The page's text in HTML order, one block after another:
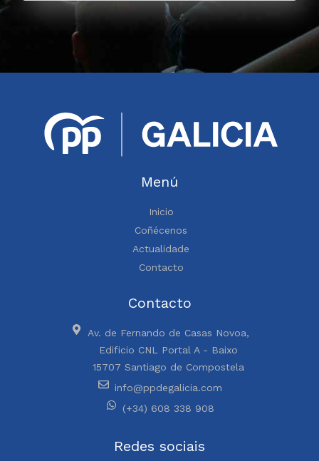
Menú
Inicio
Coñécenos
Actualidade
Contacto
Contacto
Av. de Fernando de Casas Novoa,
Edificio CNL Portal A - Baixo
15707 Santiago de Compostela
info@ppdegalicia.com
(+34) 608 338 908
Redes sociais